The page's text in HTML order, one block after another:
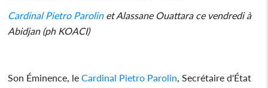
Cardinal Pietro Parolinet Alassane Ouattara ce vendredi à
Abidjan (ph KOACI)
Son Éminence, leCardinal Pietro Parolin , Secrétaire d'État